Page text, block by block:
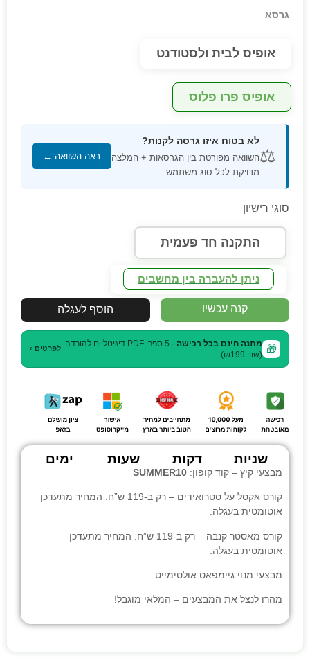
גרסא
אופיס לבית ולסטודנט
אופיס פרו פלוס
⚖️
לא בטוח איזו גרסה לקנות?
השוואה מפורטת בין הגרסאות + המלצה
מדויקת לכל סוג משתמש
ראה השוואה ←
סוגי רישיון
התקנה חד פעמית
ניתן להעברה בין מחשבים
קנה עכשיו הוסף לעגלה
🎁 מתנה חינם בכל רכישה
· 5 ספרי PDF דיגיטליים להורדה
(שווי ₪199)
לפרטים ›
ימים שעות דקות שניות
מבצעי קיץ – קוד קופון: SUMMER10
קורס אקסל על סטרואידים
– רק ב-119 ש”ח. המחיר מתעדכן
אוטומטית בעגלה.
קורס מאסטר קנבה
– רק ב-119 ש”ח. המחיר מתעדכן
אוטומטית בעגלה.
מבצעי מנוי גיימפאס אולטימייט
מהרו לנצל את המבצעים – המלאי מוגבל!